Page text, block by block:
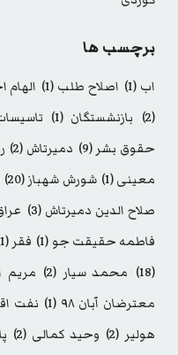
برچسب ها
اب (1) اصلاح طلب (1) الهام
(2)
بازنشستگان (1)
حقوق بشر (9) دمیرتاش (2)
معینی(1) شورش شهباز(20)
صلاح الدین دمیرتاش (3)
فاطمه حقیقت جو (1) فقر (1)
(18)
محمد سیار (2) مریم
معترضان آبان ۹۸
(1) نفت
هولیر (2) وحید کمالی (2)